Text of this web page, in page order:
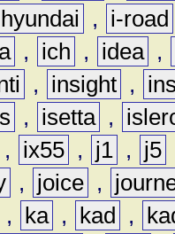
hyundai ,
i-road
, ich , idea ,
, insight ,
, isetta ,
, ix55 , j1 , j5
, joice ,
, ka , kad ,